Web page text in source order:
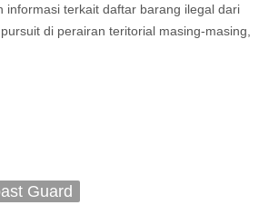
informasi terkait daftar barang ilegal dari
di perairan teritorial masing-masing,
Guard